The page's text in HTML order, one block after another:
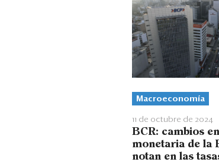
Macroeconomía
11 de octubre de 2024
BCR: cambios
monetaria de la
notan en las